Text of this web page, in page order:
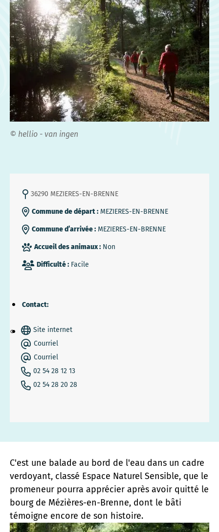
© hellio - van ingen
36290 MEZIERES-EN-BRENNE
Commune de départ : MEZIERES-EN-BRENNE
Commune d’arrivée : MEZIERES-EN-BRENNE
Accueil des animaux : Non
Difficulté : Facile
Contact:
Site internet
Courriel
Courriel
02 54 28 12 13
02 54 28 20 28
C'est une balade au bord de l'eau dans un cadre
verdoyant, classé Espace Naturel Sensible, que le
promeneur pourra apprécier après avoir quitté le
bourg de Mézières-en-Brenne, dont le bâti
témoigne encore de son histoire.